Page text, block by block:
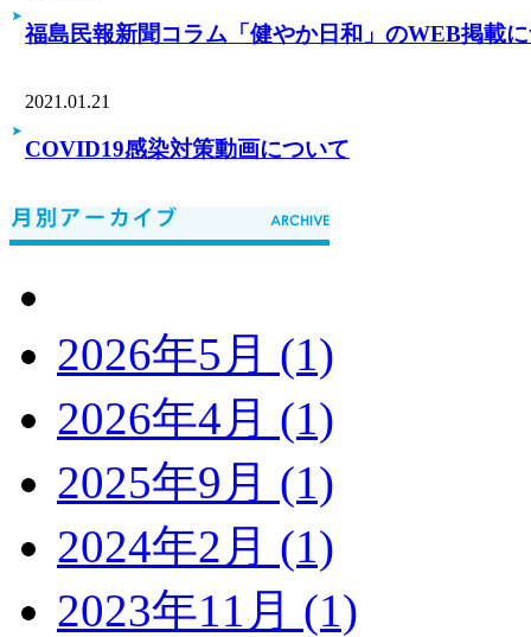
福島民報新聞コラム「健やか日和」のWEB掲載
2021.01.21
COVID19感染対策動画について
2026年5月 (1)
2026年4月 (1)
2025年9月 (1)
2024年2月 (1)
2023年11月 (1)